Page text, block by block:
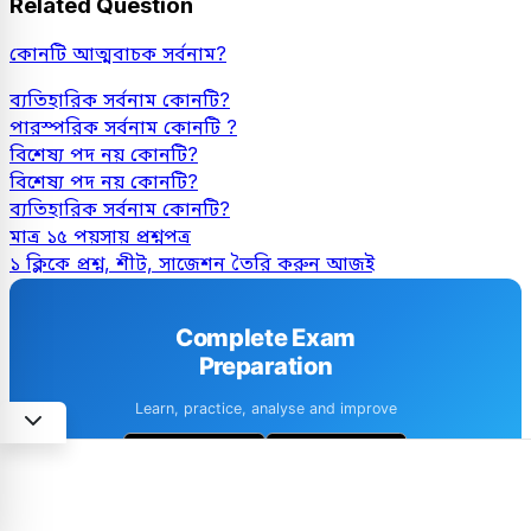
Related Question
কোনটি আত্মবাচক সর্বনাম?
ব্যতিহারিক সর্বনাম কোনটি?
পারস্পরিক সর্বনাম কোনটি ?
বিশেষ্য পদ নয় কোনটি?
বিশেষ্য পদ নয় কোনটি?
ব্যতিহারিক সর্বনাম কোনটি?
মাত্র ১৫ পয়সায় প্রশ্নপত্র
১ ক্লিকে প্রশ্ন, শীট, সাজেশন তৈরি করুন আজই
Complete Exam
Preparation
Learn, practice, analyse and improve